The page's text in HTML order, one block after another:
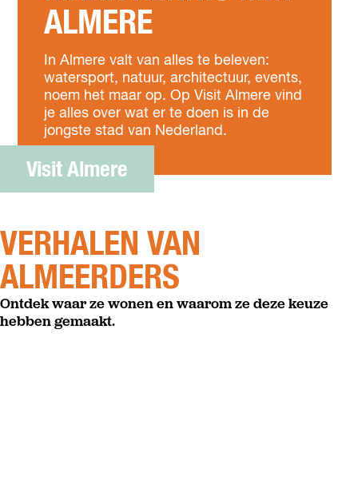
ALMERE
In Almere valt van alles te beleven:
watersport, natuur, architectuur, events,
noem het maar op. Op Visit Almere vind
je alles over wat er te doen is in de
jongste stad van Nederland.
Visit Almere
VERHALEN VAN
ALMEERDERS
Ontdek waar ze wonen en waarom ze deze keuze
hebben gemaakt.